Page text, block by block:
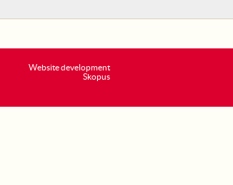
Website development
Skopus